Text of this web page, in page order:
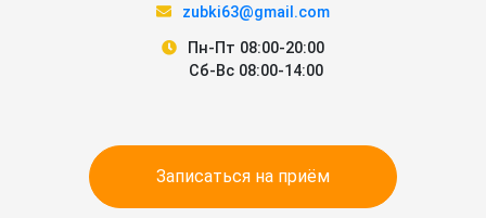
zubki63@gmail.com
Пн-Пт 08:00-20:00
Сб-Вс 08:00-14:00
Записаться на приём